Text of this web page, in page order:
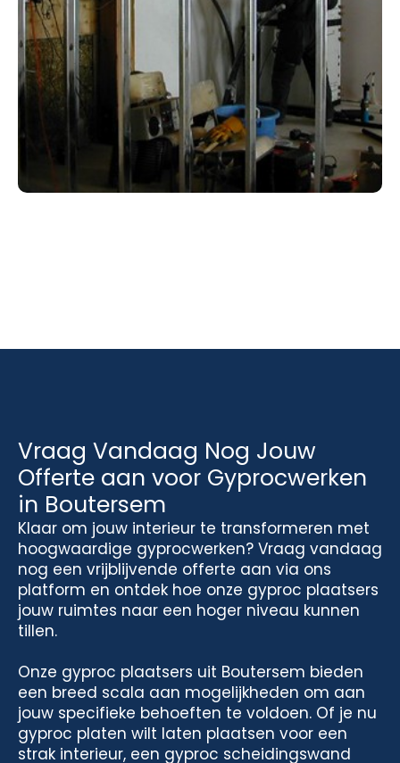
Vraag Vandaag Nog Jouw
Offerte aan voor Gyprocwerken
in Boutersem
Klaar om jouw interieur te transformeren met
hoogwaardige gyprocwerken? Vraag vandaag
nog een vrijblijvende offerte aan via ons
platform en ontdek hoe onze gyproc plaatsers
jouw ruimtes naar een hoger niveau kunnen
tillen.
Onze gyproc plaatsers uit Boutersem bieden
een breed scala aan mogelijkheden om aan
jouw specifieke behoeften te voldoen. Of je nu
gyproc platen wilt laten plaatsen voor een
strak interieur, een gyproc scheidingswand